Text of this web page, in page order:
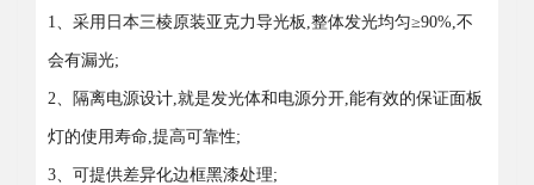
1、采用日本三棱原装亚克力导光板,整体发光均匀≥90%,不
会有漏光;
2、隔离电源设计,就是发光体和电源分开,能有效的保证面板
灯的使用寿命,提高可靠性;
3、可提供差异化边框黑漆处理;